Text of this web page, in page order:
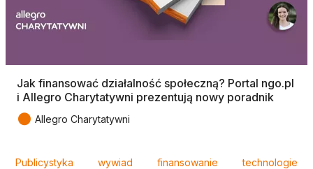
Jak finansować działalność społeczną? Portal ngo.pl
i Allegro Charytatywni prezentują nowy poradnik
● Allegro Charytatywni
Publicystyka wywiad finansowanie technologie